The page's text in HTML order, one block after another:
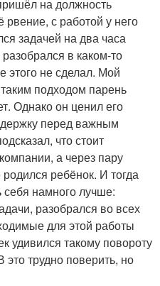
на должность
с работой у него
задачей на два часа
в каком-то
этого не сделал. Мой
подходом парень
Однако он ценил его
перед важным
что стоит
а через пару
ребёнок. И тогда
себя намного лучше:
разобрался во всех
для этой работы
удивился такому повороту
трудно поверить, но